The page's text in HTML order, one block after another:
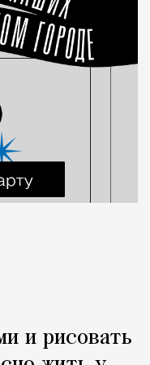
и рисовать